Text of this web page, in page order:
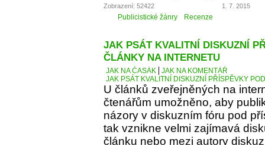
Zobrazení: 52422 1. 7. 2015
Publicistické žánry Recenze
JAK PSÁT KVALITNÍ DISKUZNÍ
ČLÁNKY NA INTERNETU
JAK NA ČASÁK
JAK NA KOMENTÁŘ
JAK PSÁT KVALITNÍ DISKUZNÍ PŘÍSPĚVKY
U článků zveřejněných na
čtenářům umožněno, aby
názory v diskuzním fóru pod
tak vznikne velmi zajímavá
článku nebo mezi autory